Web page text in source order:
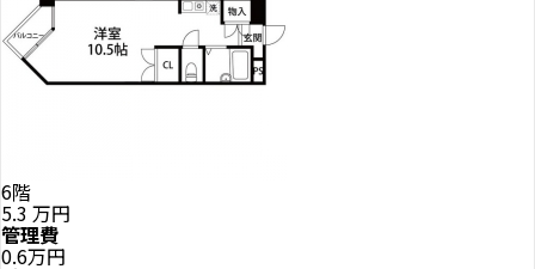
6階
5.3 万円
管理費
0.6万円